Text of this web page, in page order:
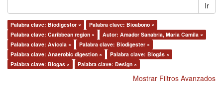
Ir
Palabra clave: Biodigestor ×
Palabra clave: Bioabono ×
Palabra clave: Caribbean region ×
Autor: Amador Sanabria, Maria Camila ×
Palabra clave: Avícola ×
Palabra clave: Biodigester ×
Palabra clave: Anaerobic digestion ×
Palabra clave: Biogás ×
Palabra clave: Biogas ×
Palabra clave: Design ×
Mostrar Filtros Avanzados